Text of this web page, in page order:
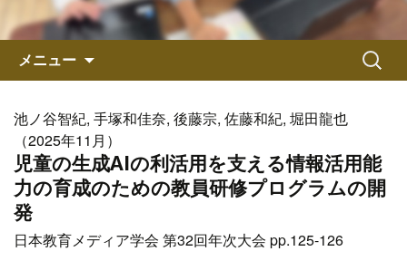
メニュー
ン
ツ
へ
ス
キ
プ
検
索:
池ノ谷智紀, 手塚和佳奈, 後藤宗, 佐藤和紀, 堀田龍也
（2025年11月）
児童の生成AIの利活用を支える情報活用能
力の育成のための教員研修プログラムの開
発
日本教育メディア学会 第32回年次大会 pp.125-126